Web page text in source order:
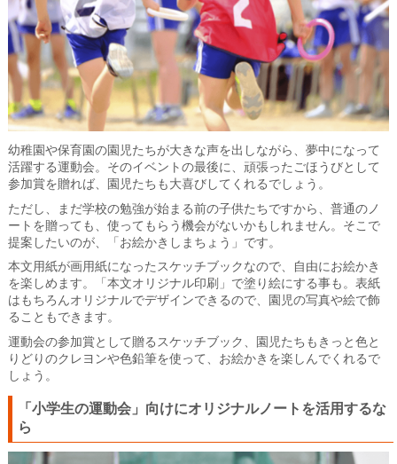
幼稚園や保育園の園児たちが大きな声を出しながら、夢中になって
活躍する運動会。そのイベントの最後に、頑張ったごほうびとして
参加賞を贈れば、園児たちも大喜びしてくれるでしょう。
ただし、まだ学校の勉強が始まる前の子供たちですから、普通のノ
ートを贈っても、使ってもらう機会がないかもしれません。そこで
提案したいのが、「お絵かきしまちょう」です。
本文用紙が画用紙になったスケッチブックなので、自由にお絵かき
を楽しめます。「本文オリジナル印刷」で塗り絵にする事も。表紙
はもちろんオリジナルでデザインできるので、園児の写真や絵で飾
ることもできます。
運動会の参加賞として贈るスケッチブック、園児たちもきっと色と
りどりのクレヨンや色鉛筆を使って、お絵かきを楽しんでくれるで
しょう。
「小学生の運動会」向けにオリジナルノートを活用するな
ら